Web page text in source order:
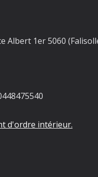
Albert 1er 5060
d'ordre intérieur.